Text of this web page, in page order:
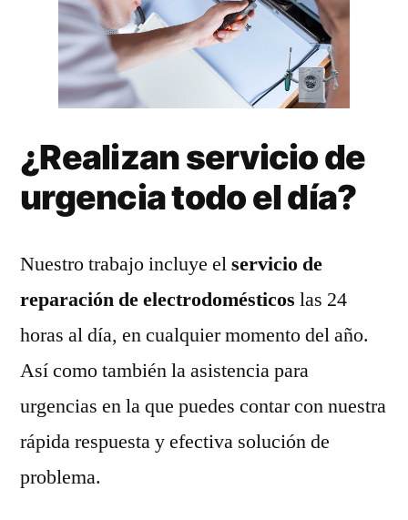
¿Realizan servicio de
urgencia todo el día?
Nuestro trabajo incluye elservicio de
reparación de electrodomésticos las 24
horas al día, en cualquier momento del año.
Así como también la asistencia para
urgencias en la que puedes contar con nuestra
rápida respuesta y efectiva solución de
problema.